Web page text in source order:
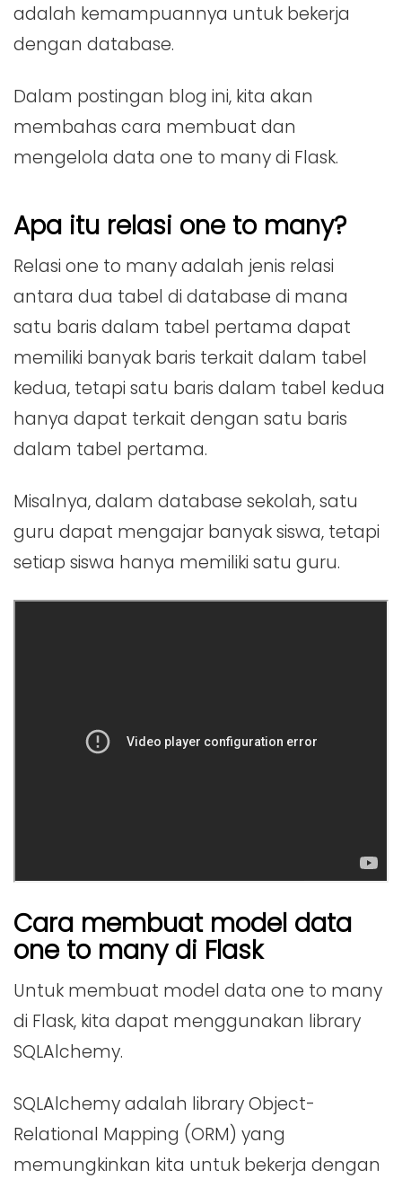
adalah kemampuannya untuk bekerja
dengan database.
Dalam postingan blog ini, kita akan
membahas cara membuat dan
mengelola data one to many di Flask.
Apa itu relasi one to many?
Relasi one to many adalah jenis relasi
antara dua tabel di database di mana
satu baris dalam tabel pertama dapat
memiliki banyak baris terkait dalam tabel
kedua, tetapi satu baris dalam tabel kedua
hanya dapat terkait dengan satu baris
dalam tabel pertama.
Misalnya, dalam database sekolah, satu
guru dapat mengajar banyak siswa, tetapi
setiap siswa hanya memiliki satu guru.
Cara membuat model data
one to many di Flask
Untuk membuat model data one to many
di Flask, kita dapat menggunakan library
SQLAlchemy.
SQLAlchemy adalah library Object-
Relational Mapping (ORM) yang
memungkinkan kita untuk bekerja dengan